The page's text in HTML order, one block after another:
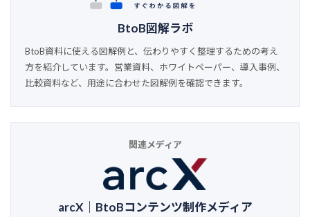
BtoB図解ラボ
BtoB資料に使える図解例と、伝わりやすく整理するための考え
方を紹介しています。営業資料、ホワイトペーパー、導入事例、
比較資料など、用途に合わせた図解例を確認できます。
関連メディア
arcX｜BtoBコンテンツ制作メディア